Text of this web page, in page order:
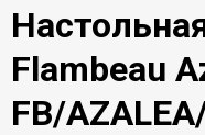
Flambeau
FB/